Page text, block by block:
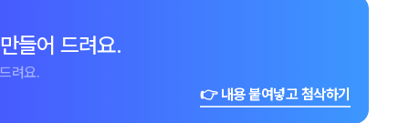
들어 드려요.
려요.
👉 내용 붙여넣고 첨삭하기